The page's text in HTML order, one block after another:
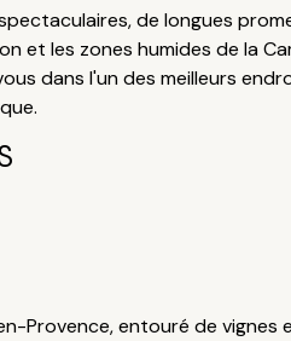
de longues
et les zones humides de la
dans l'un des meilleurs
Provence, entouré de vignes